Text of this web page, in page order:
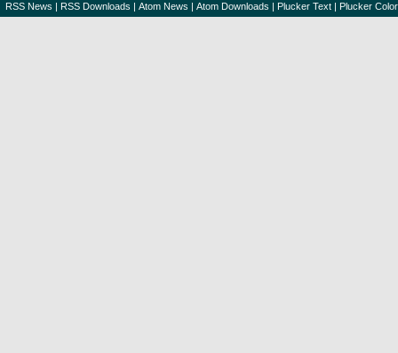
RSS News | RSS Downloads | Atom News | Atom Downloads | Plucker Text | Plucker Color